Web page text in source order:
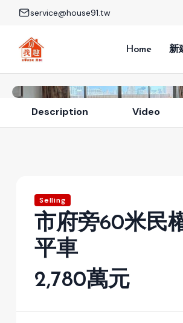
service@house91.tw
Home 新
Description Video
Selling
市府旁60米民
平車
2,780萬元